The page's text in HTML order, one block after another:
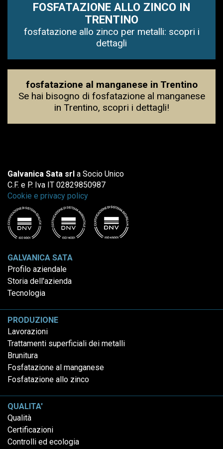
FOSFATAZIONE ALLO ZINCO IN
TRENTINO
fosfatazione allo zinco per metalli: scopri i
dettagli
fosfatazione al manganese in Trentino
Se hai bisogno di fosfatazione al manganese
in Trentino, scopri i dettagli!
Galvanica Sata srl a Socio Unico
C.F. e P. Iva IT 02829850987
Cookie e privacy policy
GALVANICA SATA
Profilo aziendale
Storia dell'azienda
Tecnologia
PRODUZIONE
Lavorazioni
Trattamenti superficiali dei metalli
Brunitura
Fosfatazione al manganese
Fosfatazione allo zinco
QUALITA'
Qualità
Certificazioni
Controlli ed ecologia